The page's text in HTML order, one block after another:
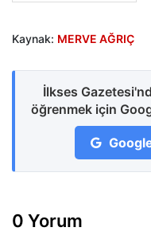
Kaynak: MERVE AĞRIÇ
İlkses
öğrenmek için
0 Yorum